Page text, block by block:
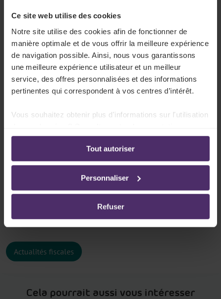
Ce site web utilise des cookies
Notre site utilise des cookies afin de fonctionner de
manière optimale et de vous offrir la meilleure expérience
de navigation possible. Ainsi, nous vous garantissons
une meilleure expérience utilisateur et un meilleur
service, des offres personnalisées et des informations
pertinentes qui correspondent à vos centres d’intérêt.
Vous souhaitez obtenir plus d'informations sur l'utilisation
ligne:
Politique de confidentialité-Politique en matière
d’utilisation des cookies
Tout autoriser
Personnaliser
Refuser
doivent pas introduire la déclaration pour le 15 juillet
2023, mais ont un délai supplémentaire jusqu’au
octobre 2023.
« Attention toutefois ! Si le fisc a envoyé une
proposition de déclaration simplifiée (PDS) au
contribuable, celui-ci devrait toujours faire une
juillet 2023. »
Vous avez des questions
concernant les expatriés ?
N’hésitez pas à faire appel à nos consultants via
international.mobility@securex.eu
Actualités fiscales
Cela pourrait aussi vous intéresser